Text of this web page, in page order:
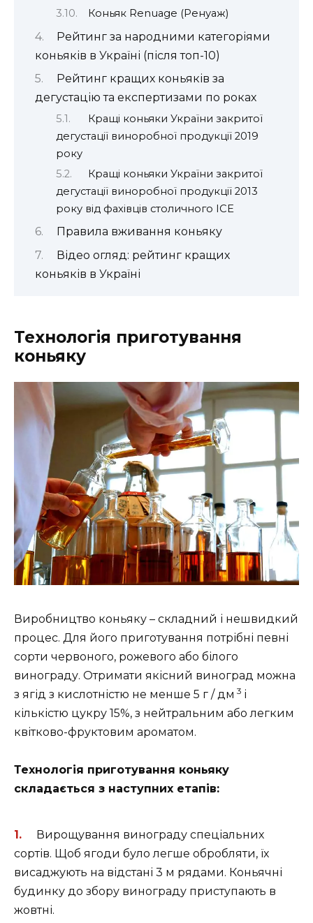
Коньяк Renuage (Ренуаж)
Рейтинг за народними категоріями
коньяків в Україні (після топ-10)
Рейтинг кращих коньяків за
дегустацію та експертизами по роках
Кращі коньяки України закритої
дегустації виноробної продукції 2019
року
Кращі коньяки України закритої
дегустації виноробної продукції 2013
року від фахівців столичного ІСЕ
Правила вживання коньяку
Відео огляд: рейтинг кращих
коньяків в Україні
Технологія приготування
коньяку
Виробництво коньяку – складний і нешвидкий
процес. Для його приготування потрібні певні
сорти червоного, рожевого або білого
винограду. Отримати якісний виноград можна
з ягід з кислотністю не менше 5 г / дм 3 і
кількістю цукру 15%, з нейтральним або легким
квітково-фруктовим ароматом.
Технологія приготування коньяку
складається з наступних етапів:
Вирощування винограду спеціальних
сортів. Щоб ягоди було легше обробляти, їх
висаджують на відстані 3 м рядами. Коньячні
будинку до збору винограду приступають в
жовтні.